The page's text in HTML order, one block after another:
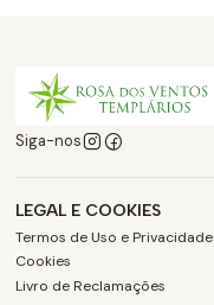
Siga-nos
LEGAL E COOKIES
Termos de Uso e Privacidade
Cookies
Livro de Reclamações